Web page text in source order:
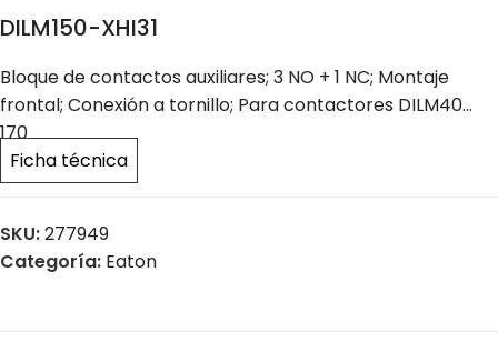
DILM150-XHI31
Bloque de contactos auxiliares; 3 NO + 1 NC; Montaje
frontal; Conexión a tornillo; Para contactores DILM40…
170
Ficha técnica
SKU:277949
Categoría: Eaton